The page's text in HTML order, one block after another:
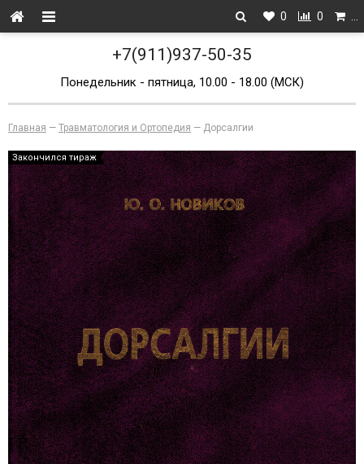
0 0
+7(911)937-50-35
Понедельник - пятница, 10.00 - 18.00 (МСК)
Главная — Травматология и Ортопедия — Дорсалгии
Закончился тираж